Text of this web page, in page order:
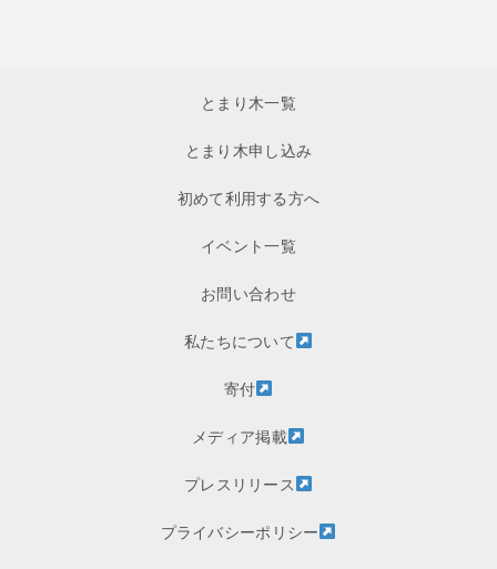
とまり木一覧
とまり木申し込み
初めて利用する方へ
イベント一覧
お問い合わせ
私たちについて
寄付
メディア掲載
プレスリリース
プライバシーポリシー